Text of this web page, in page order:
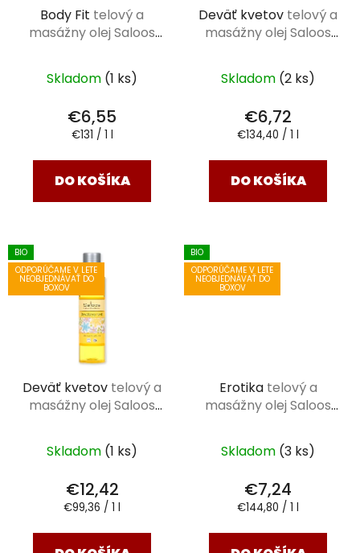
Body Fit telový a
masážny olej Saloos
Skladom (1 ks)
€6,55
Jednotková
€131 / 1 l
DO KOŠÍKA
Deväť kvetov telový a
masážny olej Saloos
Skladom (2 ks)
€6,72
Jednotková
€134,40 / 1 l
DO KOŠÍKA
BIO
ODPORÚČAME V LETE
NEOBJEDNÁVAŤ DO
BOXOV
Deväť kvetov telový a
masážny olej Saloos
Skladom (1 ks)
€12,42
Jednotková
€99,36 / 1 l
BIO
ODPORÚČAME V LETE
NEOBJEDNÁVAŤ DO
BOXOV
Erotika telový a
masážny olej Saloos
Skladom (3 ks)
€7,24
Jednotková
€144,80 / 1 l